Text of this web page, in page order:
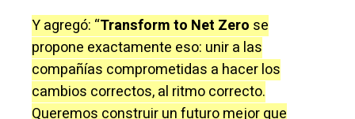
Y agregó: “Transform to Net Zero se
propone exactamente eso: unir a las
compañías comprometidas a hacer los
cambios correctos, al ritmo correcto.
Queremos construir un futuro mejor que